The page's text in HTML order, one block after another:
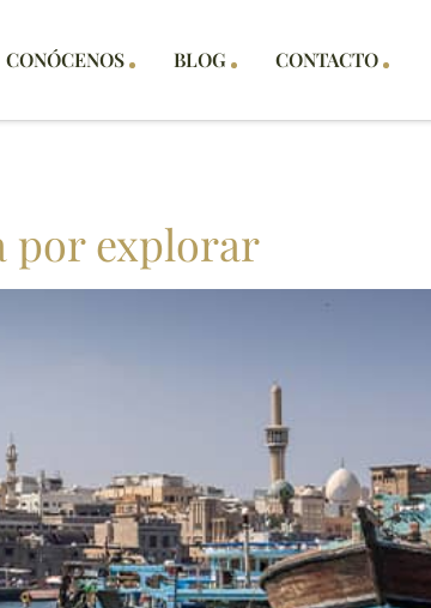
CONÓCENOS BLOG CONTACTO
por explorar